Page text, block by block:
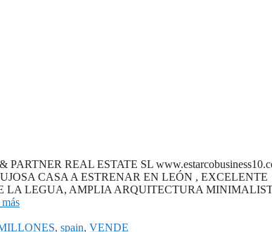
REAL ESTATE SL
CASA A ESTRENAR EN LEÓN , EXCELENTE
LA LEGUA, AMPLIA ARQUITECTURA
, spain, VENDE